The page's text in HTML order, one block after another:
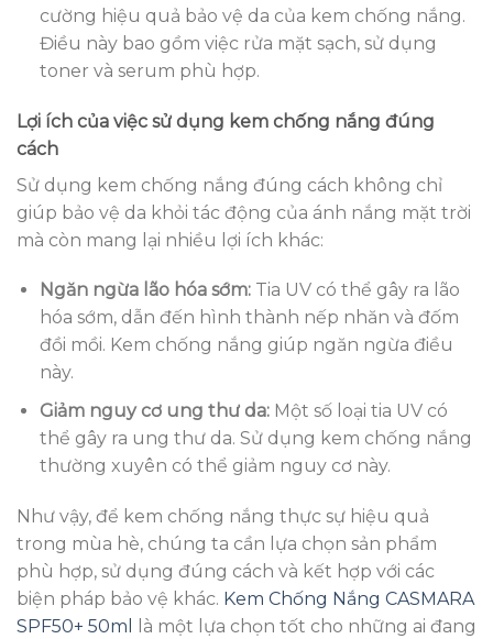
cường hiệu quả bảo vệ da của kem chống nắng.
Điều này bao gồm việc rửa mặt sạch, sử dụng
toner và serum phù hợp.
Lợi ích của việc sử dụng kem chống nắng đúng
cách
Sử dụng kem chống nắng đúng cách không chỉ
giúp bảo vệ da khỏi tác động của ánh nắng mặt trời
mà còn mang lại nhiều lợi ích khác:
Ngăn ngừa lão hóa sớm:Tia UV có thể gây ra lão
hóa sớm, dẫn đến hình thành nếp nhăn và đốm
đồi mồi. Kem chống nắng giúp ngăn ngừa điều
này.
Giảm nguy cơ ung thư da:Một số loại tia UV có
thể gây ra ung thư da. Sử dụng kem chống nắng
thường xuyên có thể giảm nguy cơ này.
Như vậy, để kem chống nắng thực sự hiệu quả
trong mùa hè, chúng ta cần lựa chọn sản phẩm
phù hợp, sử dụng đúng cách và kết hợp với các
biện pháp bảo vệ khác. Kem Chống Nắng CASMARA
SPF50+ 50ml
là một lựa chọn tốt cho những ai đang